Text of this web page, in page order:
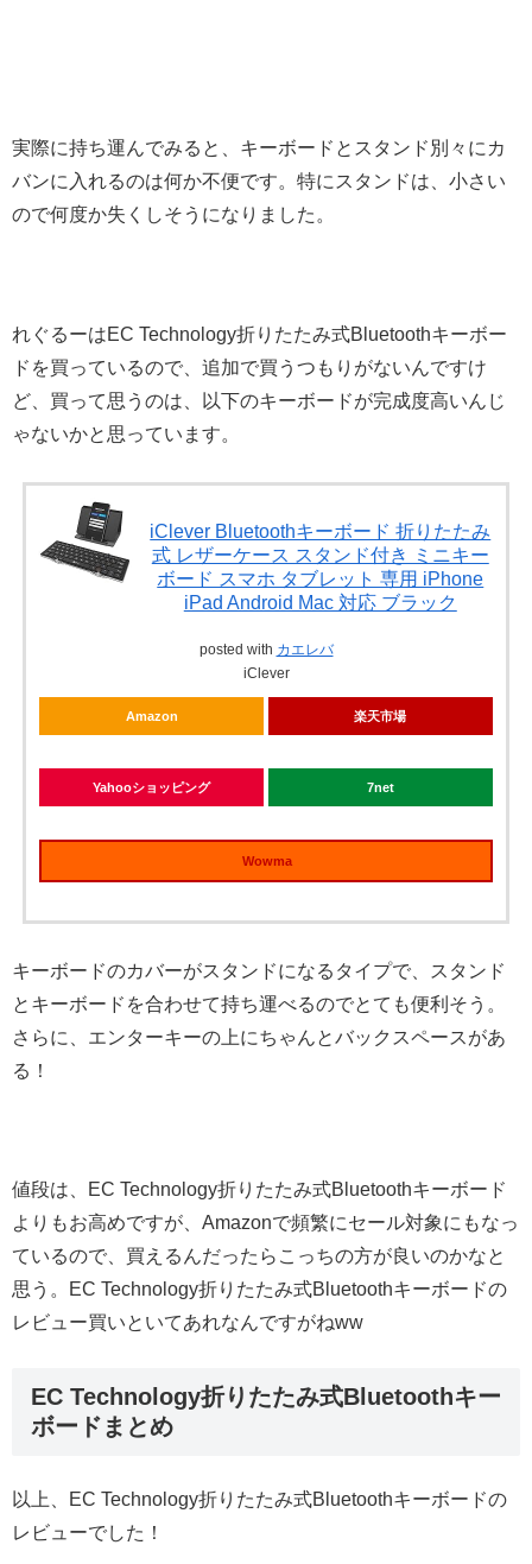
実際に持ち運んでみると、キーボードとスタンド別々にカ
バンに入れるのは何か不便です。特にスタンドは、小さい
ので何度か失くしそうになりました。
れぐるーはEC Technology折りたたみ式Bluetoothキーボー
ドを買っているので、追加で買うつもりがないんですけ
ど、買って思うのは、以下のキーボードが完成度高いんじ
ゃないかと思っています。
iClever Bluetoothキーボード 折りたたみ
式 レザーケース スタンド付き ミニキー
ボード スマホ タブレット 専用 iPhone
iPad Android Mac 対応 ブラック
posted with カエレバ
iClever
Amazon 楽天市場
Yahooショッピング 7net
Wowma
キーボードのカバーがスタンドになるタイプで、スタンド
とキーボードを合わせて持ち運べるのでとても便利そう。
さらに、エンターキーの上にちゃんとバックスペースがあ
る！
値段は、EC Technology折りたたみ式Bluetoothキーボード
よりもお高めですが、Amazonで頻繁にセール対象にもなっ
ているので、買えるんだったらこっちの方が良いのかなと
思う。EC Technology折りたたみ式Bluetoothキーボードの
レビュー買いといてあれなんですがねww
EC Technology折りたたみ式Bluetoothキー
ボードまとめ
以上、EC Technology折りたたみ式Bluetoothキーボードの
レビューでした！